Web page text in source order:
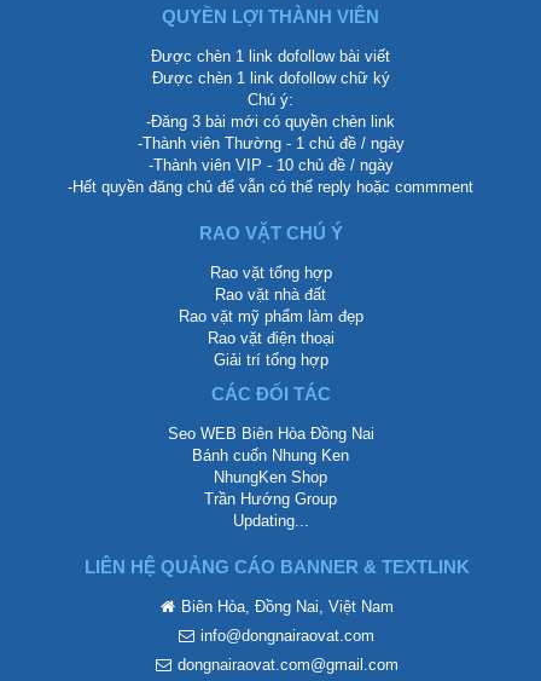
QUYỀN LỢI THÀNH VIÊN
Được chèn 1 link dofollow bài viết
Được chèn 1 link dofollow chữ ký
Chú ý:
-Đăng 3 bài mới có quyền chèn link
-Thành viên Thường - 1 chủ đề / ngày
-Thành viên VIP - 10 chủ đề / ngày
-Hết quyền đăng chủ để vẫn có thể reply hoặc commment
RAO VẶT CHÚ Ý
Rao vặt tổng hợp
Rao vặt nhà đất
Rao vặt mỹ phẩm làm đẹp
Rao vặt điện thoại
Giải trí tổng hợp
CÁC ĐỐI TÁC
Seo WEB Biên Hòa Đồng Nai
Bánh cuốn Nhung Ken
NhungKen Shop
Trần Hướng Group
Updating...
LIÊN HỆ QUẢNG CÁO BANNER & TEXTLINK
Biên Hòa, Đồng Nai, Việt Nam
info@dongnairaovat.com
dongnairaovat.com@gmail.com